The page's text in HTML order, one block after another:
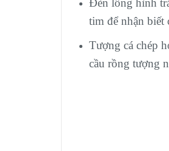
Đèn lồng hình
tim để nhận biết
Tượng cá chép
cầu rồng tượng